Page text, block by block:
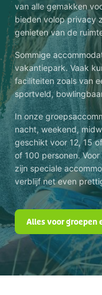
van alle gemakken
bieden volop privacy
genieten van de
Sommige
vakantiepark. Vaak
faciliteiten zoals van
sportveld,
In onze
nacht, weekend,
geschikt voor 12, 15
of 100 personen.
zijn speciale
verblijf net even
Alles voor groepen